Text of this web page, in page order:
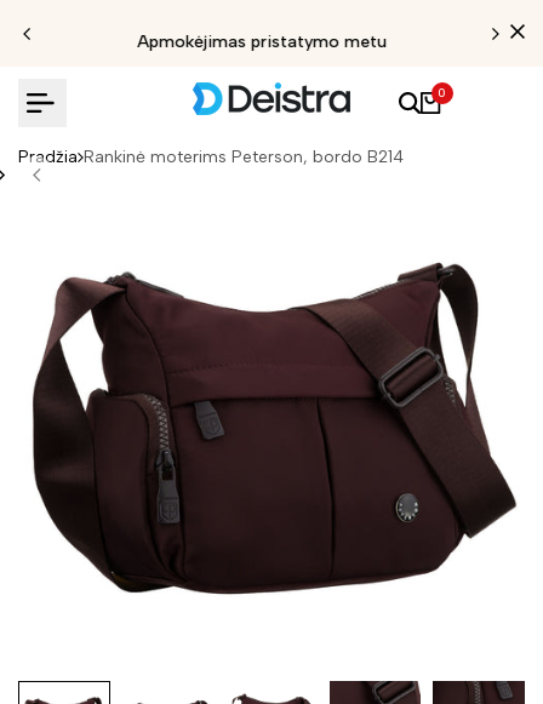
Apmokėjimas pristatymo metu
0
Pradžia Rankinė moterims Peterson, bordo B214